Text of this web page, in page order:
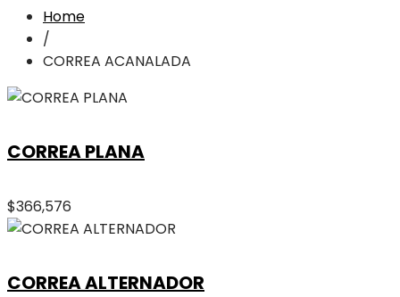
Home
/
CORREA ACANALADA
CORREA PLANA
$366,576
CORREA ALTERNADOR